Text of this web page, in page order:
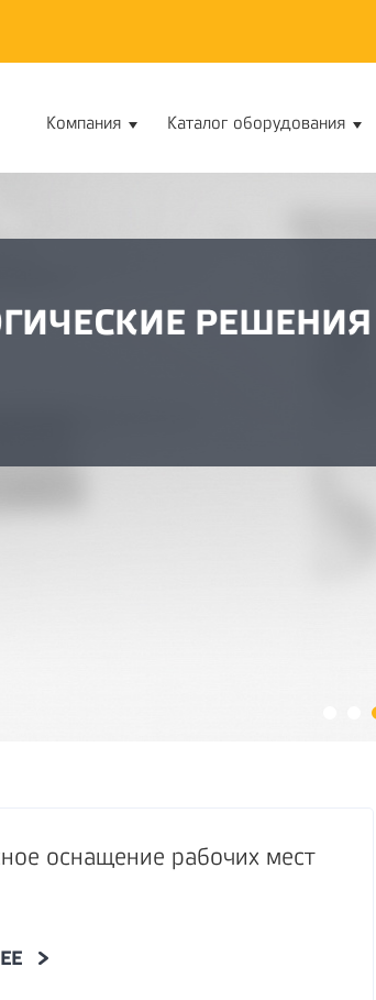
Компания Каталог оборудования
РЕШЕНИЯ
оснащение рабочих мест